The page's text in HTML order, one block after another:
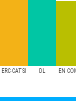
ERC-CATSÍ DL EN